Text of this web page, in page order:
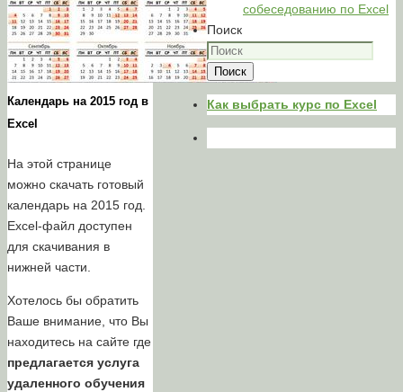
Календарь на 2015 год в
Excel
На этой странице
можно скачать готовый
календарь на 2015 год.
Excel-файл доступен
для скачивания в
нижней части.
Хотелось бы обратить
Ваше внимание, что Вы
находитесь на сайте где
предлагается услуга
удаленного обучения
собеседованию по Excel
Поиск
Поиск
Как выбрать курс по Excel